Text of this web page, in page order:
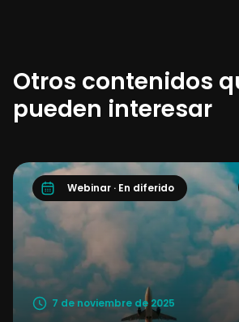
Otros contenidos
pueden interesar
Webinar · En diferido
7 de noviembre de 2025